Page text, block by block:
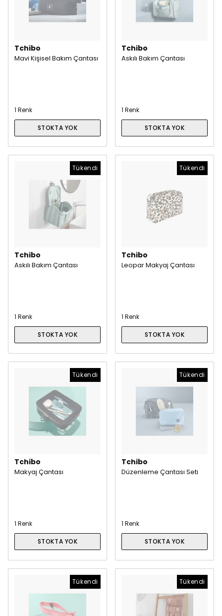
Tchibo
Mavi Kişisel Bakım Çantası
1 Renk
STOKTA YOK
Tchibo
Askılı Bakım Çantası
1 Renk
STOKTA YOK
Tükendi
Tchibo
Askılı Bakım Çantası
1 Renk
STOKTA YOK
Tükendi
Tchibo
Leopar Makyaj Çantası
1 Renk
STOKTA YOK
Tükendi
Tchibo
Makyaj Çantası
1 Renk
STOKTA YOK
Tükendi
Tchibo
Düzenleme Çantası Seti
1 Renk
STOKTA YOK
Tükendi Tükendi